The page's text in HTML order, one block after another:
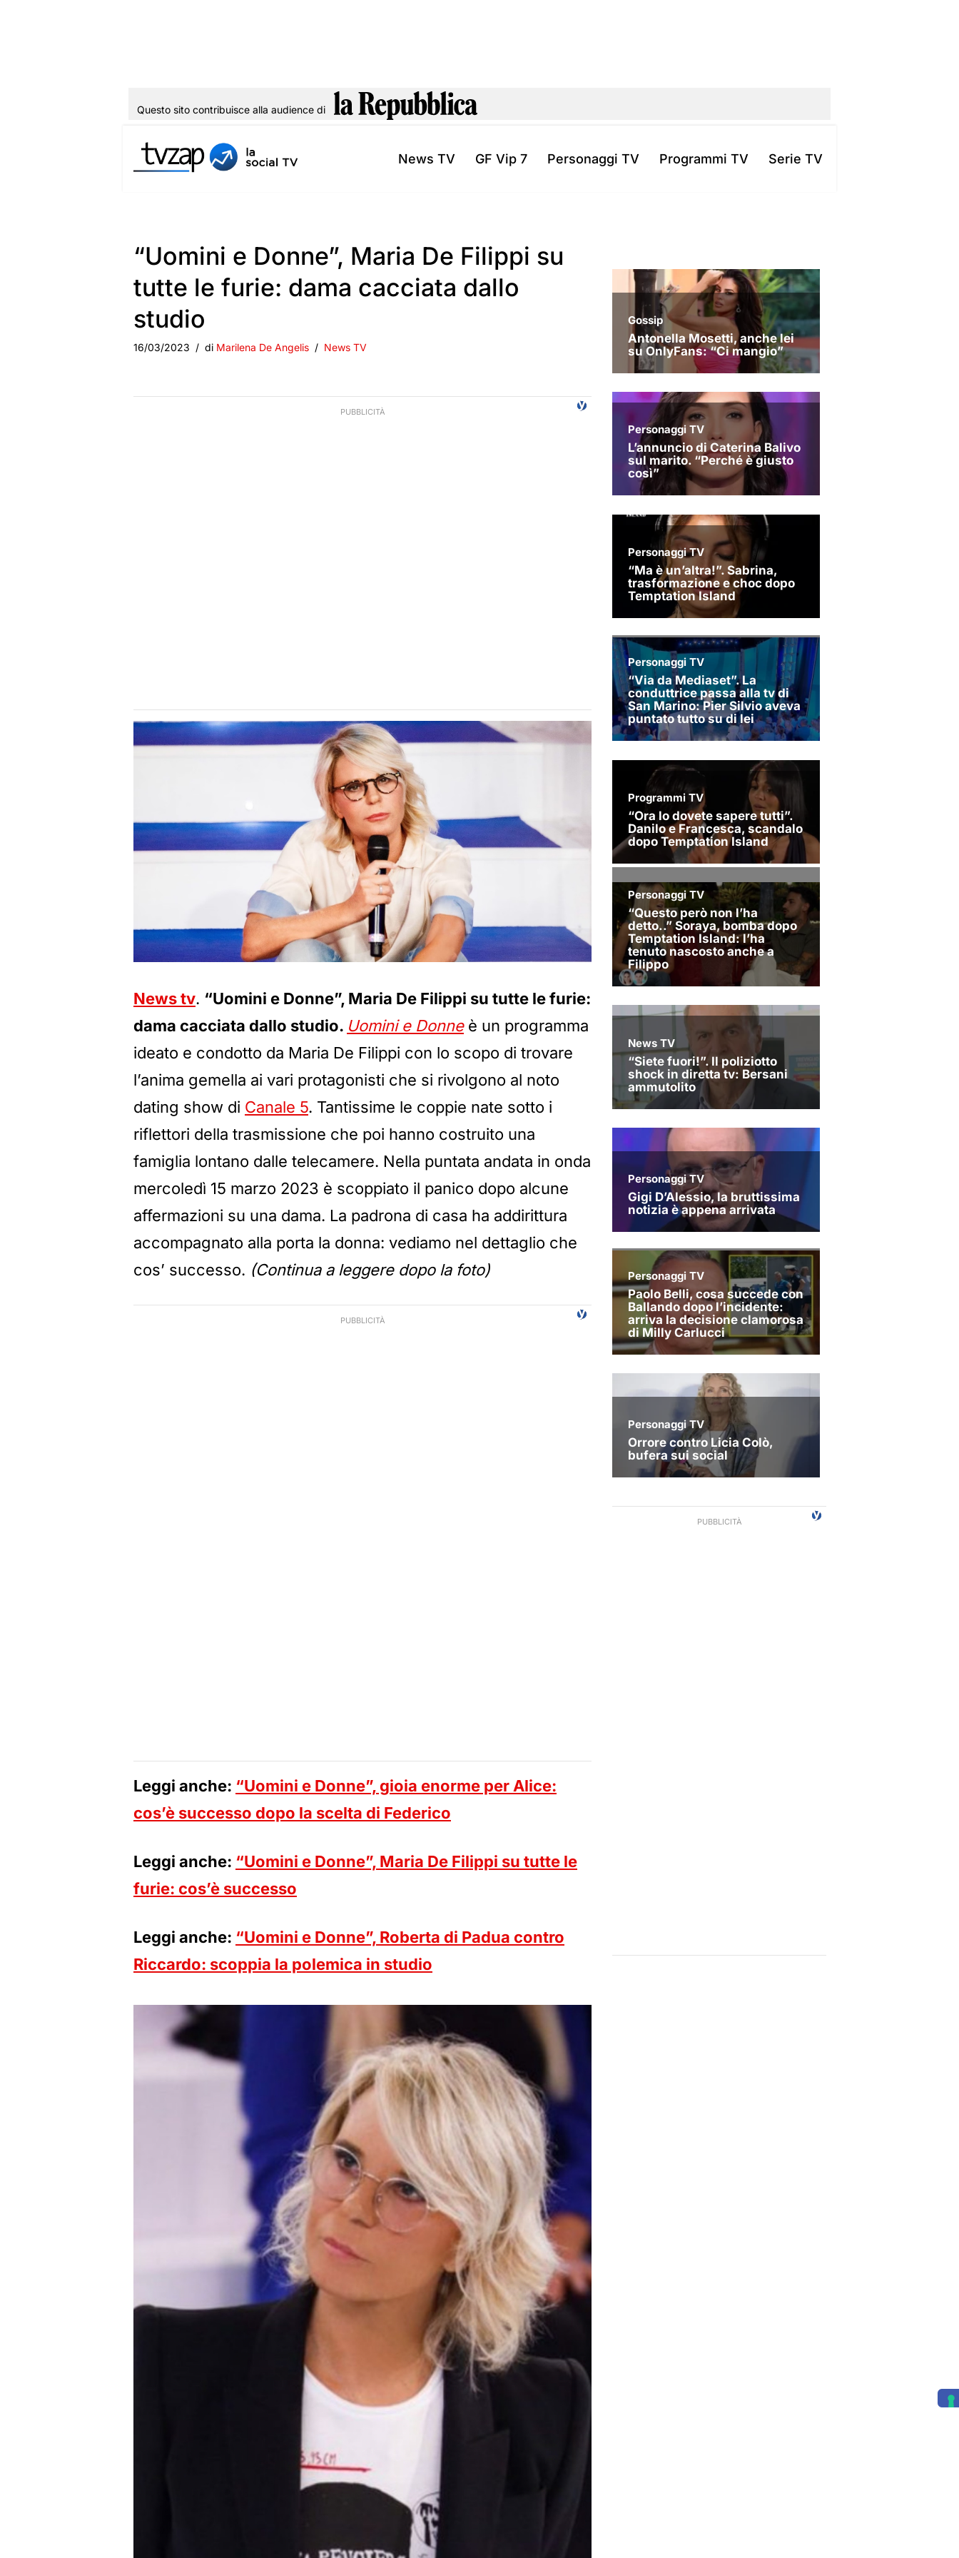
al
Questo sito contribuisce alla audience di
News TV GF Vip 7 Personaggi TV Programmi TV Serie TV
“Uomini e Donne”, Maria De Filippi su
tutte le furie: dama cacciata dallo
studio
16/03/2023 di Marilena De Angelis News TV
News tv. “Uomini e Donne”, Maria De Filippi su tutte le furie:
dama cacciata dallo studio. Uomini e Donneè un programma
ideato e condotto da Maria De Filippi con lo scopo di trovare
l’anima gemella ai vari protagonisti che si rivolgono al noto
dating show di Canale 5. Tantissime le coppie nate sotto i
riflettori della trasmissione che poi hanno costruito una
famiglia lontano dalle telecamere. Nella puntata andata in onda
mercoledì 15 marzo 2023 è scoppiato il panico dopo alcune
affermazioni su una dama. La padrona di casa ha addirittura
accompagnato alla porta la donna: vediamo nel dettaglio che
cos’ successo. (Continua a leggere dopo la foto)
Leggi anche: “Uomini e Donne”, gioia enorme per Alice:
cos’è successo dopo la scelta di Federico
Leggi anche: “Uomini e Donne”, Maria De Filippi su tutte le
furie: cos’è successo
Leggi anche: “Uomini e Donne”, Roberta di Padua contro
Riccardo: scoppia la polemica in studio